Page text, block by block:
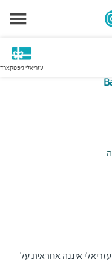
עזריאלי גיפטקארד
איננה אחראית על